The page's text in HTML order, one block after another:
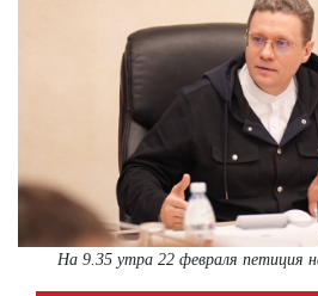
На 9.35 утра 22 февраля петиция